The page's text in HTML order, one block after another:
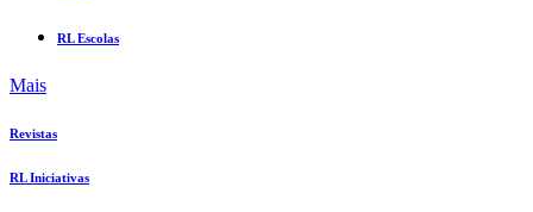
RL Escolas
Mais
Revistas
RL Iniciativas